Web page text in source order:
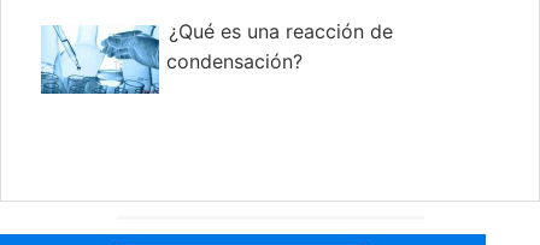
¿Qué es una reacción de
condensación?